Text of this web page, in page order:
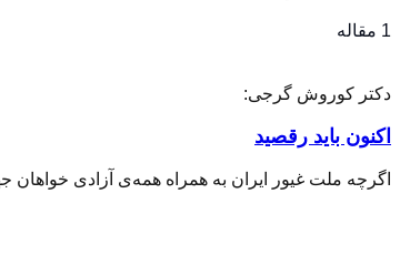
1 مقاله
دکتر کوروش گرجی:
اکنون باید رقصید
اگرچه ملت غیور ایران به همراه همه‌ی آزادی خواهان